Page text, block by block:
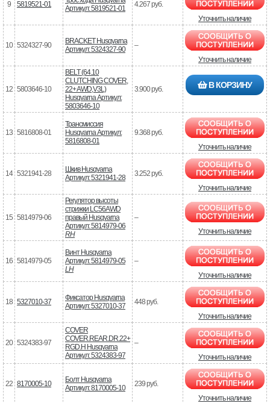
9 5819521-01
Артикул: 5819521-01
4.267 руб.
Уточнить наличие
10 5324327-90
BRACKET Husqvarna
Артикул: 5324327-90
–
Уточнить наличие
12 5803646-10
BELT (64.10
CLUTCHING COVER,
22+ AWD,V3L)
Husqvarna Артикул:
5803646-10
3.900 руб. В КОРЗИНУ
13 5816808-01
Трансмиссия
Husqvarna Артикул:
5816808-01
9.368 руб.
Уточнить наличие
14 5321941-28
Шкив Husqvarna
Артикул: 5321941-28
3.252 руб.
Уточнить наличие
15 5814979-06
Регулятор высоты
стрижки LC56AWD
правый Husqvarna
Артикул: 5814979-06
RH
–
Уточнить наличие
16 5814979-05
Винт Husqvarna
Артикул: 5814979-05
LH
–
Уточнить наличие
18 5327010-37
Фиксатор Husqvarna
Артикул: 5327010-37
448 руб.
Уточнить наличие
20 5324383-97
COVER
COVER.REAR.DR.22+
RGD.H Husqvarna
Артикул: 5324383-97
–
Уточнить наличие
22 8170005-10
Болт Husqvarna
Артикул: 8170005-10
239 руб.
Уточнить наличие